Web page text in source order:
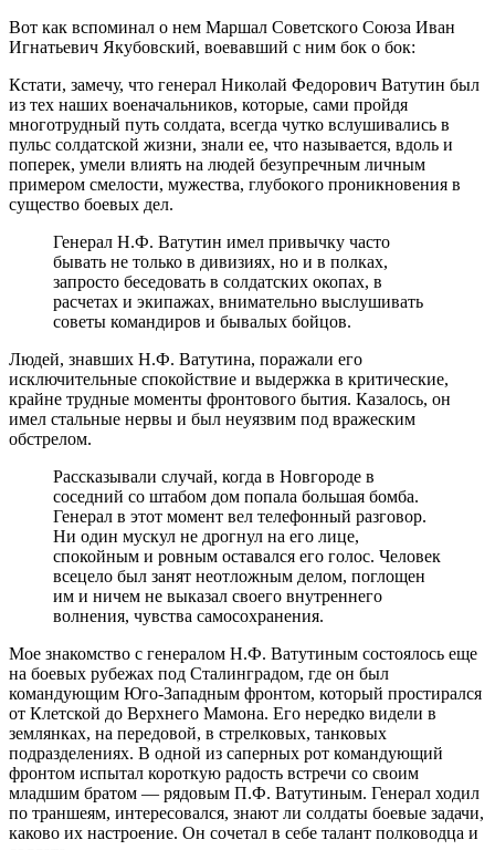
Вот как вспоминал о нем Маршал Советского Союза Иван
Игнатьевич Якубовский, воевавший с ним бок о бок:
Кстати, замечу, что генерал Николай Федорович Ватутин был
из тех наших военачальников, которые, сами пройдя
многотрудный путь солдата, всегда чутко вслушивались в
пульс солдатской жизни, знали ее, что называется, вдоль и
поперек, умели влиять на людей безупречным личным
примером смелости, мужества, глубокого проникновения в
существо боевых дел.
Генерал Н.Ф. Ватутин имел привычку часто
бывать не только в дивизиях, но и в полках,
запросто беседовать в солдатских окопах, в
расчетах и экипажах, внимательно выслушивать
советы командиров и бывалых бойцов.
Людей, знавших Н.Ф. Ватутина, поражали его
исключительные спокойствие и выдержка в критические,
крайне трудные моменты фронтового бытия. Казалось, он
имел стальные нервы и был неуязвим под вражеским
обстрелом.
Рассказывали случай, когда в Новгороде в
соседний со штабом дом попала большая бомба.
Генерал в этот момент вел телефонный разговор.
Ни один мускул не дрогнул на его лице,
спокойным и ровным оставался его голос. Человек
всецело был занят неотложным делом, поглощен
им и ничем не выказал своего внутреннего
волнения, чувства самосохранения.
Мое знакомство с генералом Н.Ф. Ватутиным состоялось еще
на боевых рубежах под Сталинградом, где он был
командующим Юго-Западным фронтом, который простирался
от Клетской до Верхнего Мамона. Его нередко видели в
землянках, на передовой, в стрелковых, танковых
подразделениях. В одной из саперных рот командующий
фронтом испытал короткую радость встречи со своим
младшим братом — рядовым П.Ф. Ватутиным. Генерал ходил
по траншеям, интересовался, знают ли солдаты боевые задачи,
каково их настроение. Он сочетал в себе талант полководца и